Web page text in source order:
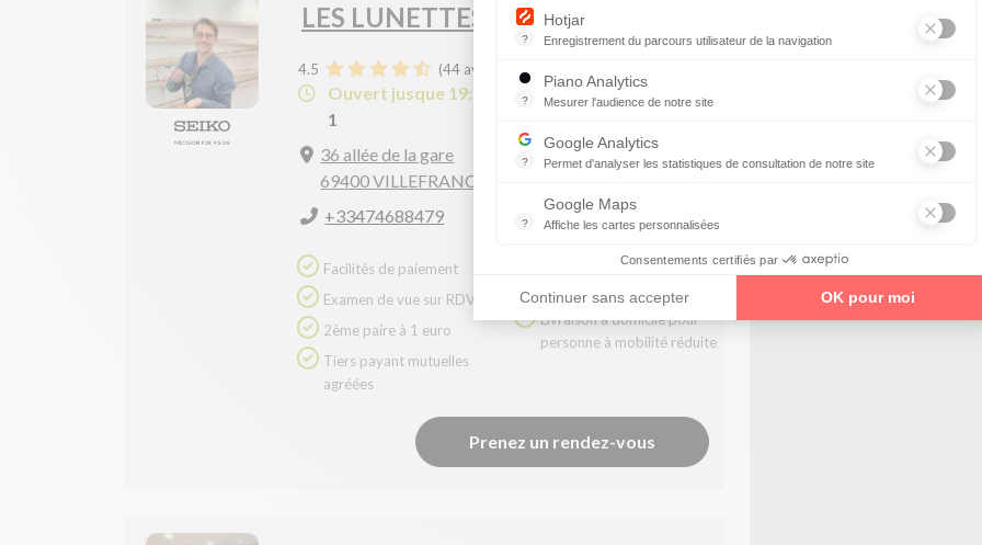
LES LUNETTES DE JULIEN
4.5 (44 avis)
Ouvert jusque 19:00
1
36 allée de la gare
69400 VILLEFRANCHE SUR SAONE
+33474688479
Facilités de paiement
Examen de vue sur RDV
2ème paire à 1 euro
agréées
mutuelles
Livraison à domicile pour
personne à mobilité réduite
Prenez un rendez-vous
?
Hotjar
Enregistrement du parcours utilisateur de la navigation
?
Piano Analytics
Mesurer l'audience de notre site
?
Google Analytics
Permet d'analyser les statistiques de consultation de notre site
?
Google Maps
Affiche les cartes personnalisées
Consentements certifiés par
Continuer sans accepter OK pour moi